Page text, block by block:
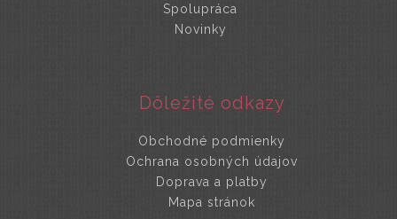
Spolupráca
Novinky
Dôležité odkazy
Obchodné podmienky
Ochrana osobných údajov
Doprava a platby
Mapa stránok